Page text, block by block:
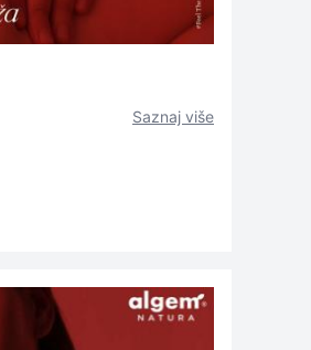
Saznaj više